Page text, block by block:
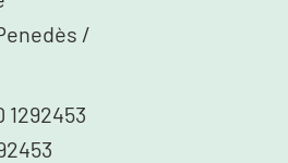
/
1292453